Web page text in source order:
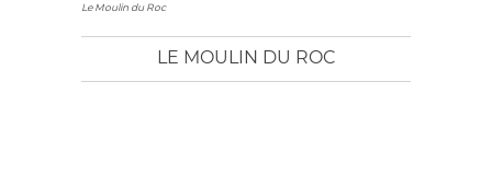
Le Moulin du Roc
LE MOULIN DU ROC